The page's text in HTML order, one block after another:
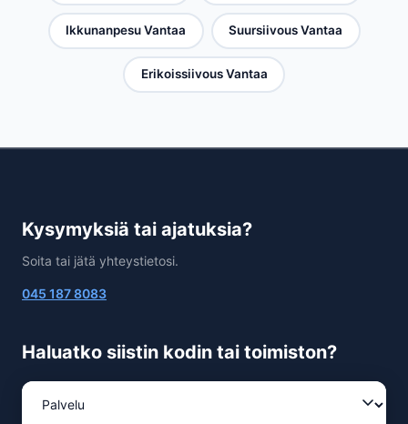
Ikkunanpesu Vantaa Suursiivous Vantaa
Erikoissiivous Vantaa
Kysymyksiä tai ajatuksia?
Soita tai jätä yhteystietosi.
045 187 8083
Haluatko siistin kodin tai toimiston?